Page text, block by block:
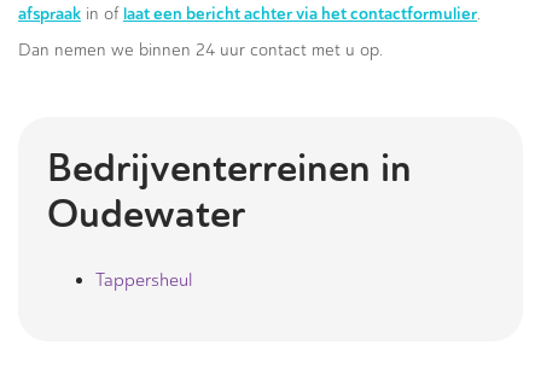
afspraak in of laat een bericht achter via het contactformulier.
Dan nemen we binnen 24 uur contact met u op.
Bedrijventerreinen in
Oudewater
Tappersheul